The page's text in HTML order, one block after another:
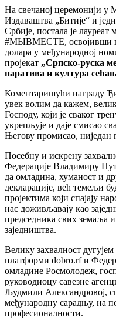
На свечаној церемонији
Издаваштва „Битије“ и
Србије, постала је лауреат
#МЫВМЕСТЕ, освојивши
долара у међународној
пројекат „Српско-руска
наратива и култура
Коментаришући награду
увек волим да кажем,
Господу, који је сваког
укрепљује и даје смисао
Његову промисао, ниједан
Посебну и искрену
Федерације Владимиру
да омладина, хуманост и
декларације, већ темељи
пројектима који спајају
нас доживљавају као
председника свих земаља
заједништва.
Велику захвалност
платформи dobro.rf и
омладине Росмолодеж,
руководиоцу савезне
Људмили Александровој,
међународну сарадњу, на
професионалности.